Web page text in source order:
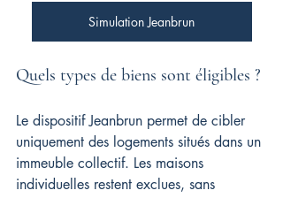
Simulation Jeanbrun
Quels types de biens sont éligibles ?
Le dispositif Jeanbrun permet de cibler
uniquement des logements situés dans un
immeuble collectif. Les maisons
individuelles restent exclues, sans